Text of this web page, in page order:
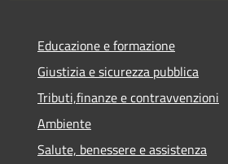
Educazione e formazione
Giustizia e sicurezza pubblica
Tributi,finanze e contravvenzioni
Ambiente
Salute, benessere e assistenza